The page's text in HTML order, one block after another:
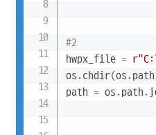
#2
hwpx_file =
os. chdir(os. path
path = os. path.